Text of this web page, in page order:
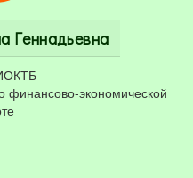
Геннадьевна
финансово-экономической